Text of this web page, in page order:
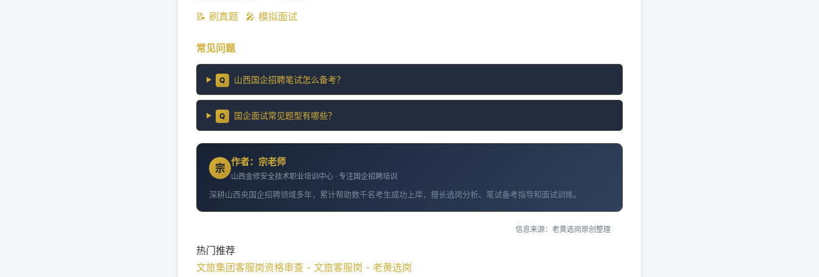
📝 刷真题 🎤 模拟面试
常见问题
Q 山西国企招聘笔试怎么备考？
Q 国企面试常见题型有哪些？
宗
作者：宗老师
山西金修安全技术职业培训中心 · 专注国企招聘培训
深耕山西央国企招聘领域多年，累计帮助数千名考生成功上岸，擅长选岗分析、笔试备考指导和面试训练。
信息来源：老黄选岗原创整理
热门推荐
文旅集团客服岗资格审查 - 文旅客服岗 - 老黄选岗